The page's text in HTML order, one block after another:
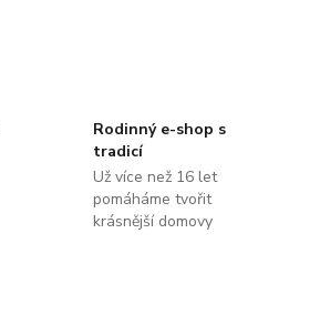
Rodinný e-shop s
tradicí
Už více než 16 let
pomáháme tvořit
krásnější domovy